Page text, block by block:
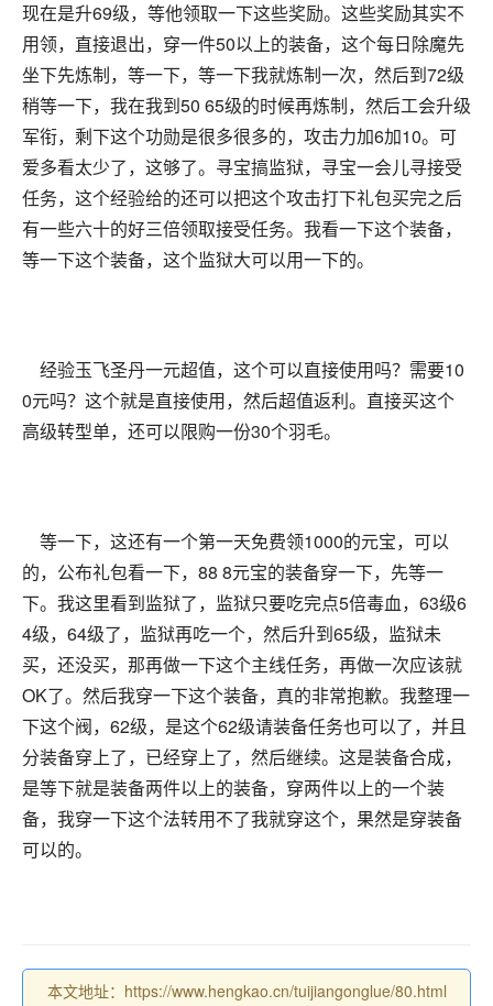
现在是升69级，等他领取一下这些奖励。这些奖励其实不
用领，直接退出，穿一件50以上的装备，这个每日除魔先
坐下先炼制，等一下，等一下我就炼制一次，然后到72级
稍等一下，我在我到50 65级的时候再炼制，然后工会升级
军衔，剩下这个功勋是很多很多的，攻击力加6加10。可
爱多看太少了，这够了。寻宝搞监狱，寻宝一会儿寻接受
任务，这个经验给的还可以把这个攻击打下礼包买完之后
有一些六十的好三倍领取接受任务。我看一下这个装备，
等一下这个装备，这个监狱大可以用一下的。
经验玉飞圣丹一元超值，这个可以直接使用吗？需要10
0元吗？这个就是直接使用，然后超值返利。直接买这个
高级转型单，还可以限购一份30个羽毛。
等一下，这还有一个第一天免费领1000的元宝，可以
的，公布礼包看一下，88 8元宝的装备穿一下，先等一
下。我这里看到监狱了，监狱只要吃完点5倍毒血，63级6
4级，64级了，监狱再吃一个，然后升到65级，监狱未
买，还没买，那再做一下这个主线任务，再做一次应该就
OK了。然后我穿一下这个装备，真的非常抱歉。我整理一
下这个阀，62级，是这个62级请装备任务也可以了，并且
分装备穿上了，已经穿上了，然后继续。这是装备合成，
是等下就是装备两件以上的装备，穿两件以上的一个装
备，我穿一下这个法转用不了我就穿这个，果然是穿装备
可以的。
本文地址：https://www.hengkao.cn/tuijiangonglue/80.html